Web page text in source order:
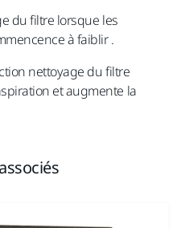
du filtre lorsque les
à faiblir .
nettoyage du filtre
et augmente la